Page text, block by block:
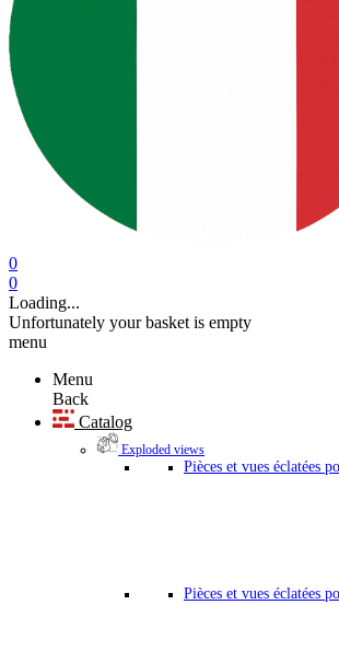
0
0
Loading...
Unfortunately your basket is empty
menu
Menu
Back
Catalog
Exploded views
Pièces et vues éclatées
Pièces et vues éclatées